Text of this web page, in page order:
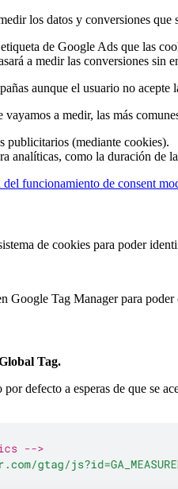
los datos y conversiones
de Google Ads que las
a medir las conversiones sin
aunque el usuario no acepte
a medir, las más
publicitarios (mediante cookies).
analíticas, como la duración de
funcionamiento de consent
de cookies para poder
Google Tag Manager para
Tag.
defecto a esperas de que se